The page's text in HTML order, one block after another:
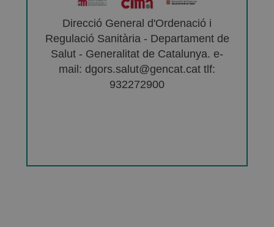
Direcció General d'Ordenació i
Regulació Sanitària - Departament de
Salut - Generalitat de Catalunya. e-
mail: dgors.salut@gencat.cat tlf:
932272900